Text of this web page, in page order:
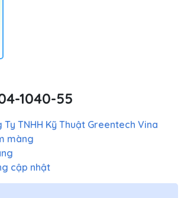
1040-55
Ty TNHH Kỹ Thuật Greentech Vina
màng
cập nhật